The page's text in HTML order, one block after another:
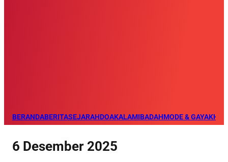
BERANDABERITASEJARAHDOAKALAMIBADAHMODE & GAYA
6 Desember 2025